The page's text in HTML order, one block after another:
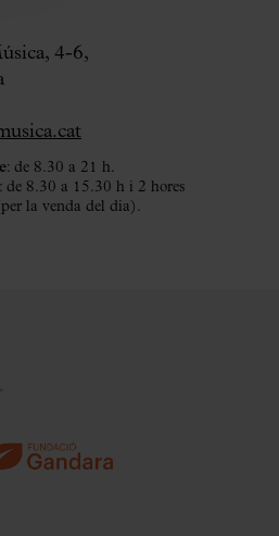
4-6,
: de 8.30 a 21 h.
: de 8.30 a 15.30 h i 2 hores
la venda del dia).